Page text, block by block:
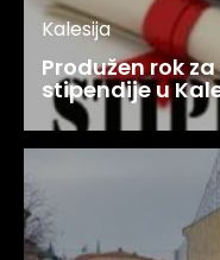
Kalesija
Produžen rok
stipendije u